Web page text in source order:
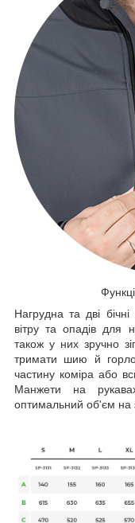
Нагрудна та дві
вітру та опадів для
також у них зручно
тримати шию й
частину коміра або
Манжети на
оптимальний об'єм на